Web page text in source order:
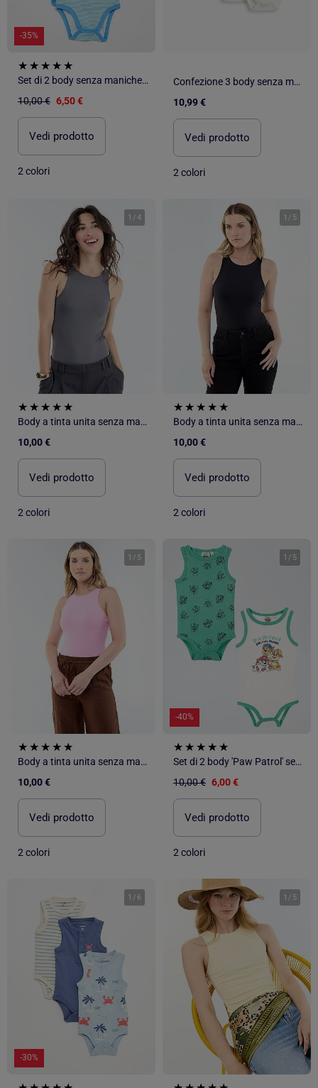
-35%
Set di 2 body senza maniche \'Disney\''
10,00 € 6,50 €
Vedi prodotto
2 colori
Confezione 3 body senza maniche, MO Fashion
10,99 €
Vedi prodotto
2 colori
1 /4
Body a tinta unita senza maniche
10,00 €
Vedi prodotto
2 colori
1 / 5
Body a tinta unita senza maniche
10,00 €
Vedi prodotto
2 colori
1 / 5
Body a tinta unita senza maniche
10,00 €
Vedi prodotto
2 colori
1 / 5
-40%
Set di 2 body 'Paw Patrol' senza maniche in cotone
10,00 € 6,00 €
Vedi prodotto
2 colori
1 / 6
-30%
1 / 5